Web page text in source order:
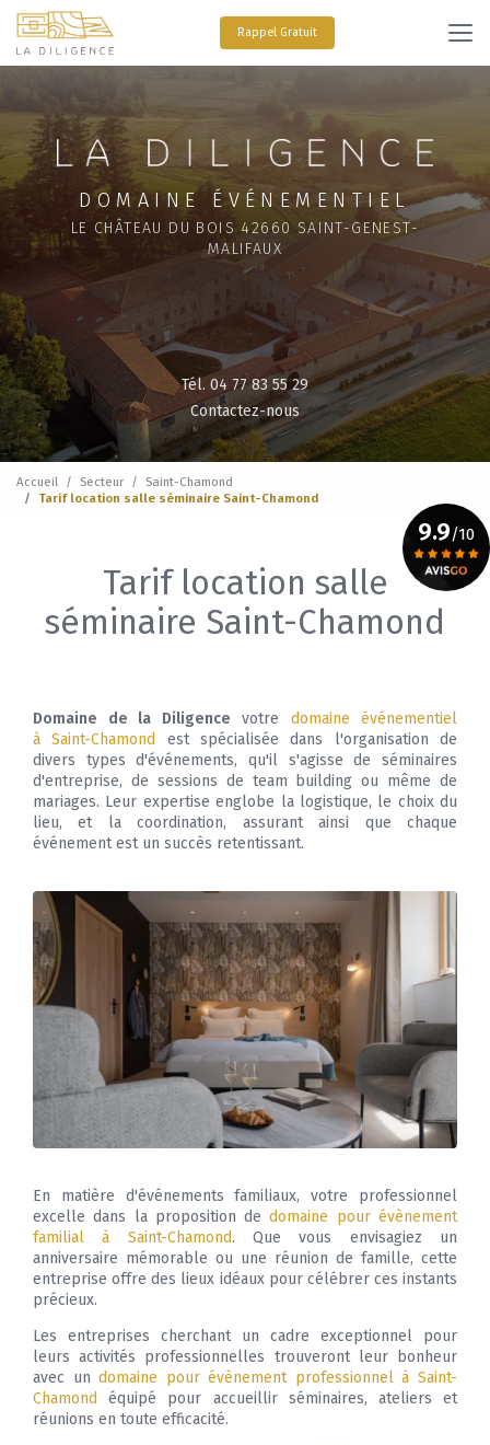
Aller
contenu
Rappel Gratuit
9.9/10
DOMAINE ÉVÉNEMENTIEL
LE CHÂTEAU DU BOIS 42660 SAINT-GENEST-
MALIFAUX
Tél. 04 77 83 55 29
Contactez-nous
Accueil Secteur
Saint-Chamond
Tarif location salle séminaire Saint-Chamond
Tarif location salle
séminaire Saint-Chamond
Domaine de la Diligence votre domaine événementiel
à Saint-Chamond
est spécialisée dans l'organisation de
divers types d'événements, qu'il s'agisse de séminaires
d'entreprise, de sessions de team building ou même de
mariages. Leur expertise englobe la logistique, le choix du
lieu, et la coordination, assurant ainsi que chaque
événement est un succès retentissant.
En matière d'événements familiaux, votre professionnel
excelle dans la proposition dedomaine pour évènement
familial à Saint-Chamond. Que vous envisagiez un
anniversaire mémorable ou une réunion de famille, cette
entreprise offre des lieux idéaux pour célébrer ces instants
précieux.
Les entreprises cherchant un cadre exceptionnel pour
leurs activités professionnelles trouveront leur bonheur
avec undomaine pour évènement professionnel à Saint-
Chamond
équipé pour accueillir séminaires, ateliers et
réunions en toute efficacité.